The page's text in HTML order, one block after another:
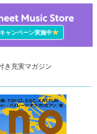
キャンペーン実施中★
き充実マガジン